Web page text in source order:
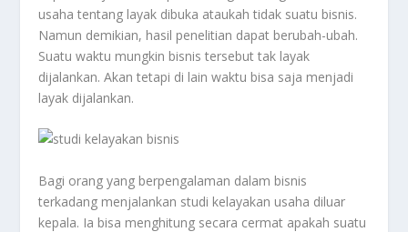
usaha tentang layak dibuka ataukah tidak suatu bisnis.
Namun demikian, hasil penelitian dapat berubah-ubah.
Suatu waktu mungkin bisnis tersebut tak layak
dijalankan. Akan tetapi di lain waktu bisa saja menjadi
layak dijalankan.
Bagi orang yang berpengalaman dalam bisnis
terkadang menjalankan studi kelayakan usaha diluar
kepala. Ia bisa menghitung secara cermat apakah suatu